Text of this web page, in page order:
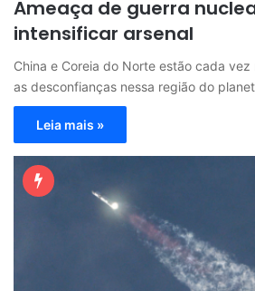
Ameaça de guerra
intensificar arsenal
China e Coreia do Norte estão cada
as desconfianças nessa região do
Leia mais »